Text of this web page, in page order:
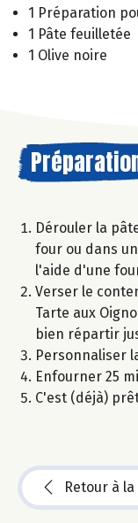
1 Préparation
1 Pâte feuilletée
1 Olive noire
Dérouler la
four ou dans
l'aide d'une
Verser le
Tarte aux
bien répartir
Personnaliser
Enfourner 25
C'est (déjà)
Retour à